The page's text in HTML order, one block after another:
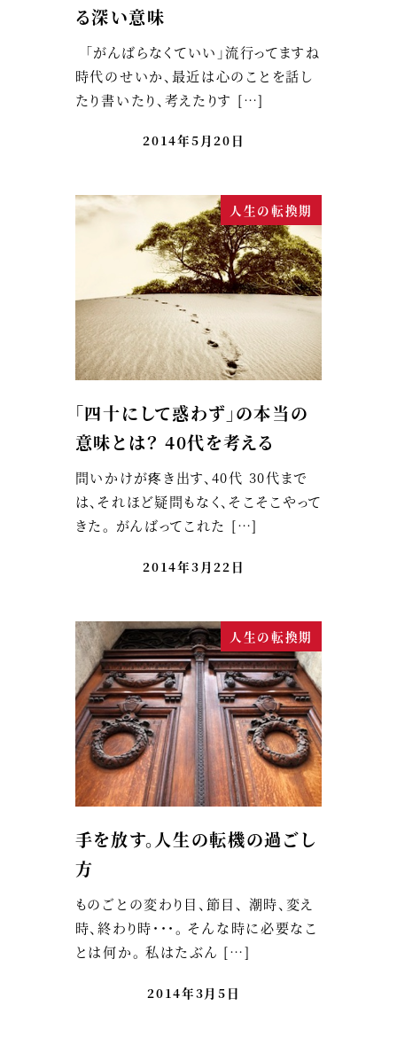
る深い意味
「がんばらなくていい」流行ってますね
時代のせいか、最近は心のことを話し
たり書いたり、考えたりす […]
2014年5月20日
人生の転換期
「四十にして惑わず」の本当の
意味とは？ 40代を考える
問いかけが疼き出す、40代 30代まで
は、それほど疑問もなく、そこそこやって
きた。 がんばってこれた […]
2014年3月22日
人生の転換期
手を放す。人生の転機の過ごし
方
ものごとの変わり目、節目、 潮時、変え
時、終わり時・・・。 そんな時に必要なこ
とは何か。 私はたぶん […]
2014年3月5日